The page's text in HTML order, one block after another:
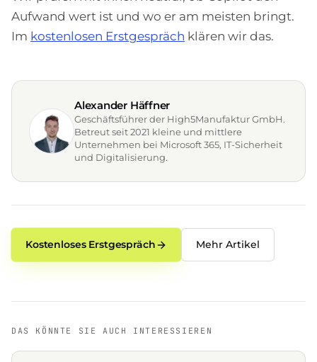
Aufwand wert ist und wo er am meisten bringt.
Im kostenlosen Erstgespräch klären wir das.
Alexander Häffner
Geschäftsführer der High5Manufaktur GmbH.
Betreut seit 2021 kleine und mittlere
Unternehmen bei Microsoft 365, IT-Sicherheit
und Digitalisierung.
Kostenloses Erstgespräch Mehr Artikel
DAS KÖNNTE SIE AUCH INTERESSIEREN